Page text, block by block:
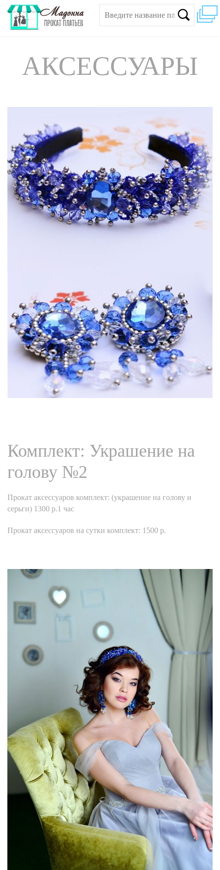
АКСЕССУАРЫ
Комплект: Украшение на
голову №2
Прокат аксессуаров комплект: (украшение на голову и
серьги) 1300 р.1 час
Прокат аксессуаров на сутки комплект: 1500 р.